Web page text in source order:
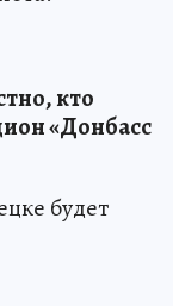
кто
«Донбасс
будет